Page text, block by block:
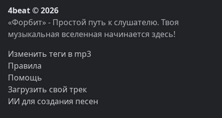
4beat © 2026
«Форбит» - Простой путь к слушателю. Твоя
музыкальная вселенная начинается здесь!
Изменить теги в mp3
Правила
Помощь
Загрузить свой трек
ИИ для создания песен